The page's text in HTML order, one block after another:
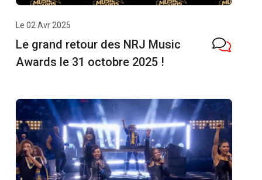
Le 02 Avr 2025
Le grand retour des NRJ Music
Awards le 31 octobre 2025 !